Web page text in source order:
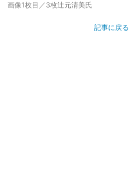
画像1枚目／3枚辻元清美氏
記事に戻る